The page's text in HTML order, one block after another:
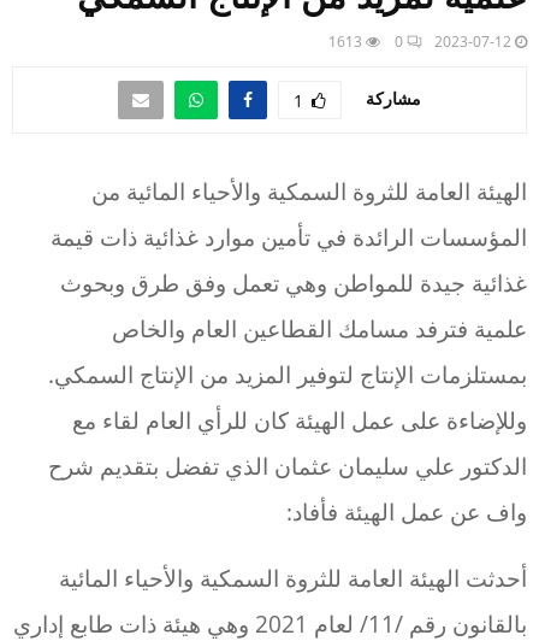
2023-07-12
0
1613
مشاركة 1
الهيئة العامة للثروة السمكية والأحياء المائية من
المؤسسات الرائدة في تأمين موارد غذائية ذات قيمة
غذائية جيدة للمواطن وهي تعمل وفق طرق وبحوث
علمية فترفد مسامك القطاعين العام والخاص
بمستلزمات الإنتاج لتوفير المزيد من الإنتاج السمكي.
وللإضاءة على عمل الهيئة كان للرأي العام لقاء مع
الدكتور علي سليمان عثمان الذي تفضل بتقديم شرح
واف عن عمل الهيئة فأفاد:
أحدثت الهيئة العامة للثروة السمكية والأحياء المائية
بالقانون رقم /11/ لعام 2021 وهي هيئة ذات طابع إداري